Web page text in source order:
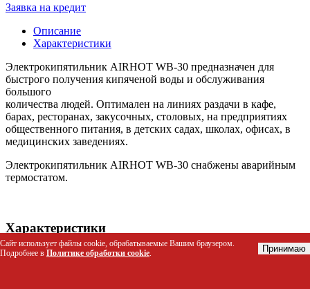
Заявка на кредит
Описание
Характеристики
Электрокипятильник AIRHOT WB-30 предназначен для
быстрого получения кипяченой воды и обслуживания
большого
количества людей. Оптимален на линиях раздачи в кафе,
барах, ресторанах, закусочных, столовых, на предприятиях
общественного питания, в детских садах, школах, офисах, в
медицинских заведениях.
Электрокипятильник AIRHOT WB-30 снабжены аварийным
термостатом.
Характеристики
Материал корпуса
нержавеющая сталь
Сайт использует файлы cookie, обрабатываемые Вашим браузером.
Подробнее в Политике обработки cookie. Принимаю